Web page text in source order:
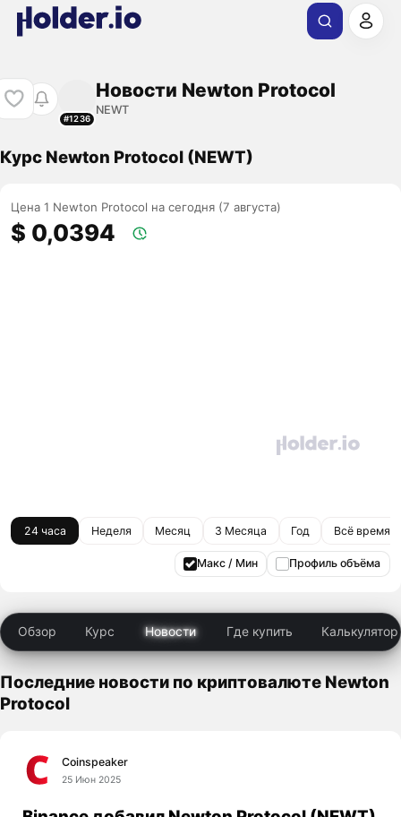
#1236
Новости Newton Protocol
NEWT
Курс Newton Protocol (NEWT)
Цена 1 Newton Protocol на сегодня (7 августа)
$ 0,0394
24 часа Неделя Месяц 3 Месяца Год Всё время
Макс / Мин Профиль объёма
Обзор Курс Новости Где купить Калькулятор
Последние новости по криптовалюте Newton
Protocol
Coinspeaker
25 Июн 2025